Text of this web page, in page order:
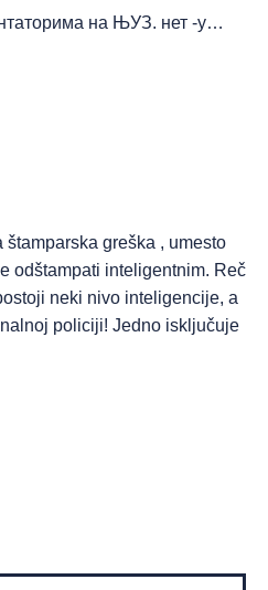
на ЊУЗ. нет -у…
štamparska greška , umesto
odštampati inteligentnim. Reč
neki nivo inteligencije, a
policiji! Jedno isključuje